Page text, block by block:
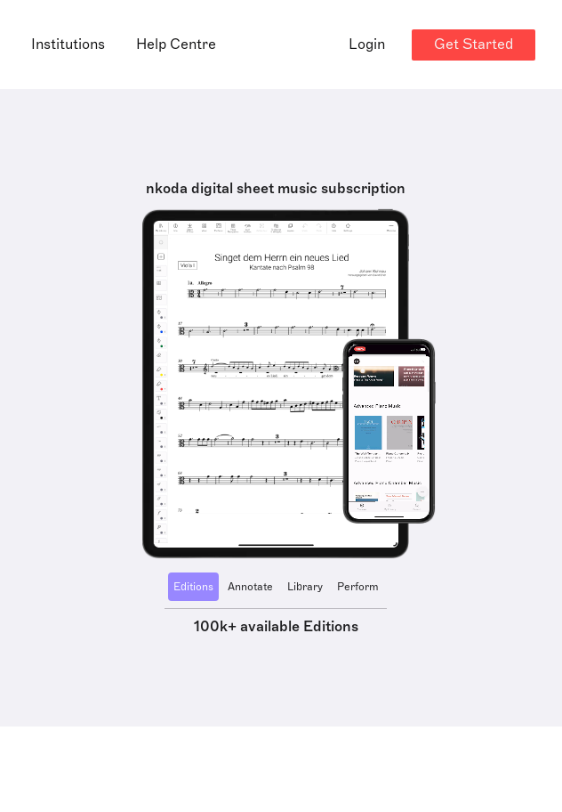
Institutions Help Centre Login Get Started
nkoda digital sheet music subscription
Editions Annotate Library Perform
100k+ available Editions